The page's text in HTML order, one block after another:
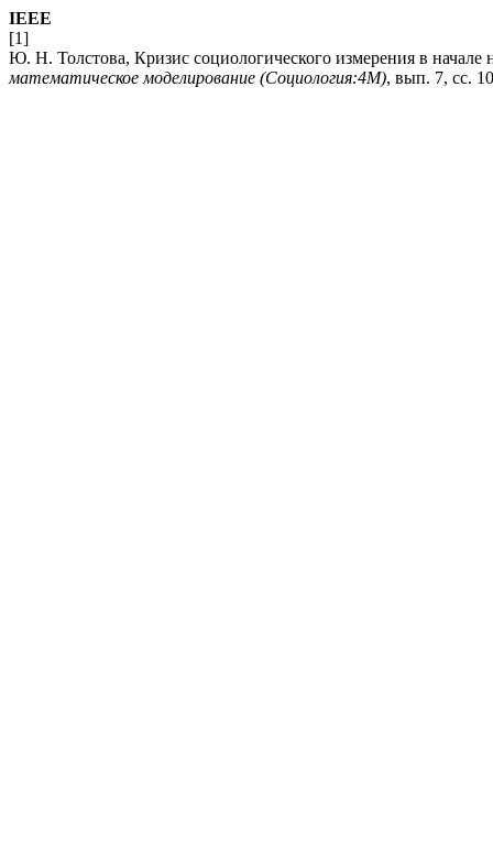
IEEE
[1]
Ю. Н. Толстова, Кризис социологического измерения в начале
математическое моделирование (Социология:4М), вып. 7, сс.